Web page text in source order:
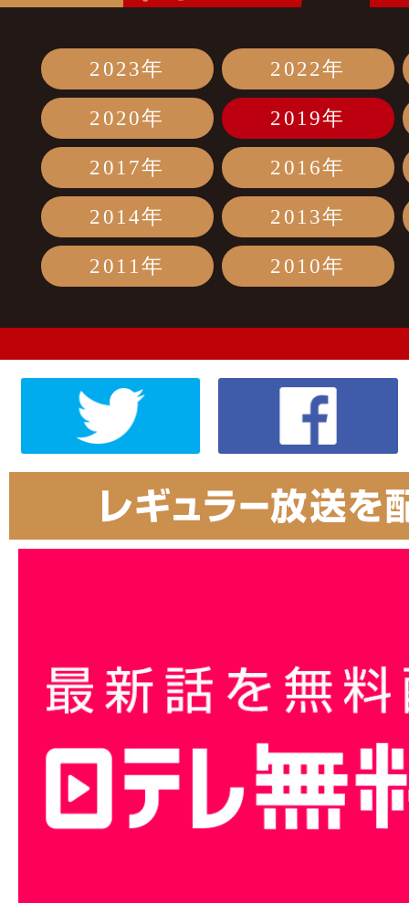
2023年 2022年
2020年 2019年
2017年 2016年
2014年 2013年
2011年 2010年